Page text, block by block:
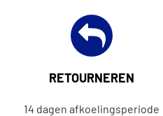
RETOURNEREN
14 dagen afkoelingsperiode